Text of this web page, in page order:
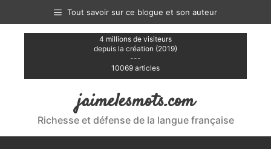
contenu
Tout savoir sur ce blogue et son auteur
4 millions de visiteurs
depuis la création (2019)
---
10069 articles
jaimelesmots.com
Richesse et défense de la langue française